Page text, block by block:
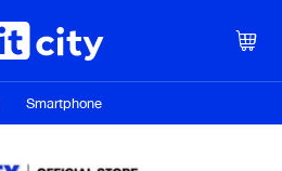
Smartphone